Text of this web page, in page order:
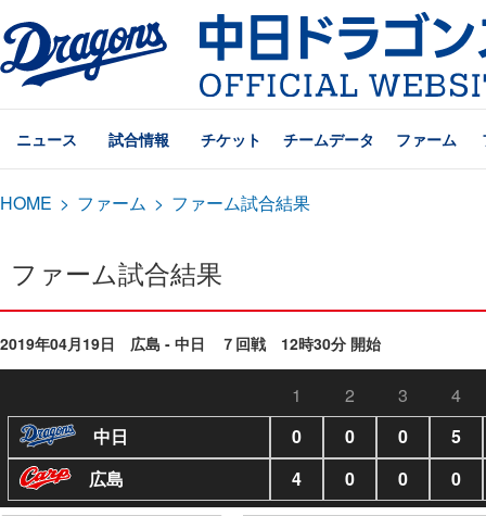
ニュース 試合情報 チケット チームデータ ファーム
HOME > ファーム > ファーム試合結果
ファーム試合結果
2019年04月19日 広島 - 中日 ７回戦 12時30分 開始
1 2 3
4
中日
0 0 0
5
広島
4 0 0 0